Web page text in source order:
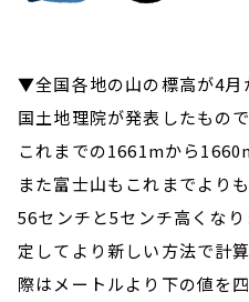
▼全国各地の山の標高が4月
国土地理院が発表したもの
これまでの1661mから
また富士山もこれまでより
56センチと5センチ高くなり
定してより新しい方法で計
際はメートルより下の値を